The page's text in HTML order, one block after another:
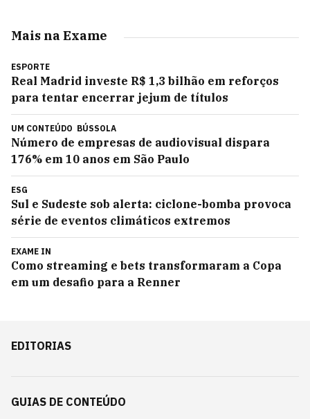
Mais na Exame
ESPORTE
Real Madrid investe R$ 1,3 bilhão em reforços
para tentar encerrar jejum de títulos
UM CONTEÚDO BÚSSOLA
Número de empresas de audiovisual dispara
176% em 10 anos em São Paulo
ESG
Sul e Sudeste sob alerta: ciclone-bomba provoca
série de eventos climáticos extremos
EXAME IN
Como streaming e bets transformaram a Copa
em um desafio para a Renner
EDITORIAS
GUIAS DE CONTEÚDO